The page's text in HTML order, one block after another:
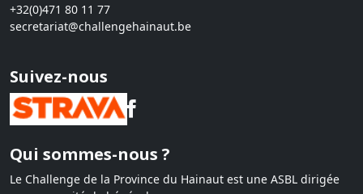
+32(0)471 80 11 77
secretariat@challengehainaut.be
Suivez-nous
Qui sommes-nous ?
Le Challenge de la Province du Hainaut est une ASBL dirigée